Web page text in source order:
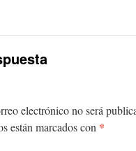
electrónico no será
están marcados con *